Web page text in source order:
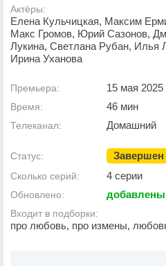
Актёры:
Елена Кульчицкая, Максим
Макс Громов, Юрий Сазонов,
Лукина, Светлана Рубан, Илья
Ирина Уханова
Премьера: 15 мая 2025
Время: 46 мин
Телеканал: Домашний
Статус: Завершен
Сколько серий: 4 серии
Обновлено: добавлены
Входит в подборки:
про любовь, про измены,